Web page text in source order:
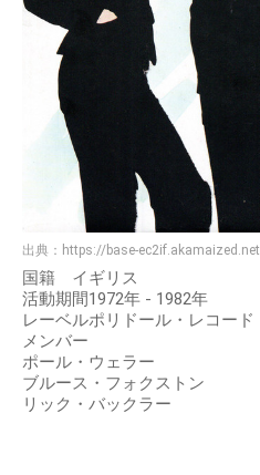
出典： https://base-ec2if.akamaized.net
国籍 イギリス
活動期間1972年 - 1982年
レーベルポリドール・レコード
メンバー
ポール・ウェラー
ブルース・フォクストン
リック・バックラー